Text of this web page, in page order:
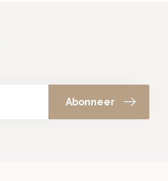
Abonneer